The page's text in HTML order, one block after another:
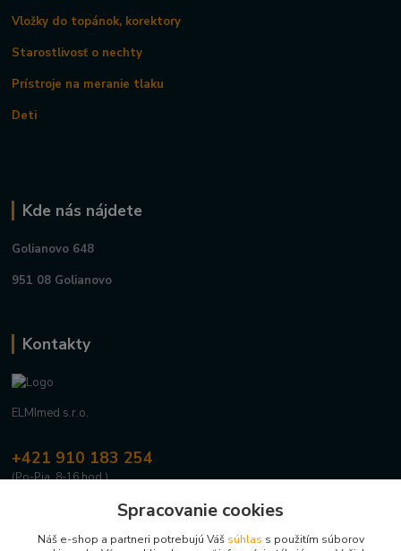
Vložky do topánok, korektory
Starostlivosť o nechty
Prístroje na meranie tlaku
Deti
Kde nás nájdete
Golianovo 648
951 08 Golianovo
Kontakty
ELMImed s.r.o.
+421 910 183 254
(Po-Pia, 8-16 hod.)
info@elmimed.skSpracovanie cookies
Náš e-shop a partneri potrebujú Váš súhlas s použitím súborov